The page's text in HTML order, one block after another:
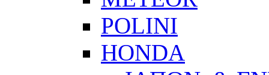
POLINI
HONDA